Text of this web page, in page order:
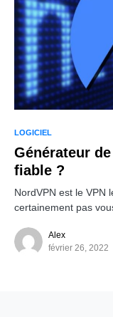
LOGICIEL
Générateur
fiable ?
NordVPN est le VPN
certainement pas
Alex
février 26, 2022